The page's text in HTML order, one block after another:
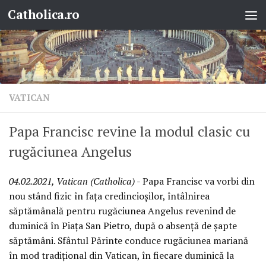
Skip to content
Catholica.ro
VATICAN
Papa Francisc revine la modul clasic cu
rugăciunea Angelus
04.02.2021, Vatican (Catholica)- Papa Francisc va vorbi din
nou stând fizic în fața credincioșilor, întâlnirea
săptămânală pentru rugăciunea Angelus revenind de
duminică în Piața San Pietro, după o absență de șapte
săptămâni. Sfântul Părinte conduce rugăciunea mariană
în mod tradițional din Vatican, în fiecare duminică la